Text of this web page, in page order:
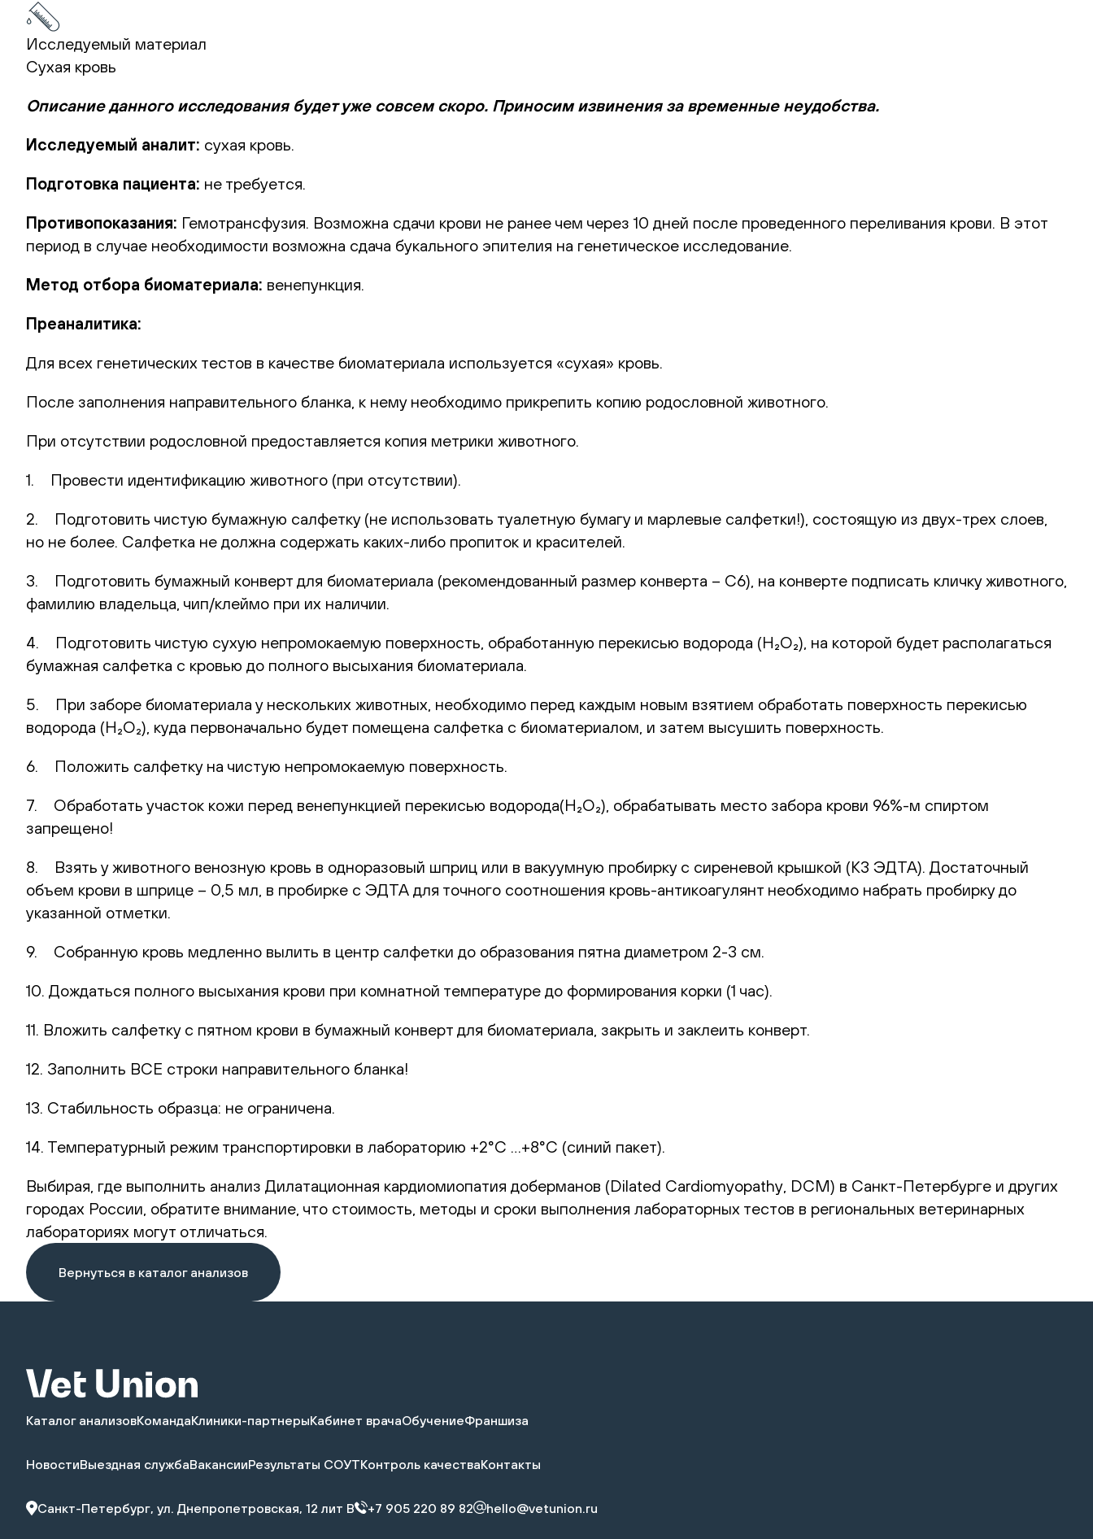
Исследуемый материал
Сухая кровь
Описание данного исследования будет уже совсем скоро. Приносим извинения за временные неудобства.
Исследуемый аналит: сухая кровь.
Подготовка пациента: не требуется.
Противопоказания: Гемотрансфузия. Возможна сдачи крови не ранее чем через 10 дней после проведенного переливания крови. В этот
период в случае необходимости возможна сдача букального эпителия на генетическое исследование.
Метод отбора биоматериала: венепункция.
Преаналитика:
Для всех генетических тестов в качестве биоматериала используется «сухая» кровь.
После заполнения направительного бланка, к нему необходимо прикрепить копию родословной животного.
При отсутствии родословной предоставляется копия метрики животного.
1. Провести идентификацию животного (при отсутствии).
2. Подготовить чистую бумажную салфетку (не использовать туалетную бумагу и марлевые салфетки!), состоящую из двух-трех слоев,
но не более. Салфетка не должна содержать каких-либо пропиток и красителей.
3. Подготовить бумажный конверт для биоматериала (рекомендованный размер конверта – С6), на конверте подписать кличку животного,
фамилию владельца, чип/клеймо при их наличии.
4. Подготовить чистую сухую непромокаемую поверхность, обработанную перекисью водорода (H₂O₂), на которой будет располагаться
бумажная салфетка с кровью до полного высыхания биоматериала.
5. При заборе биоматериала у нескольких животных, необходимо перед каждым новым взятием обработать поверхность перекисью
водорода (H₂O₂), куда первоначально будет помещена салфетка с биоматериалом, и затем высушить поверхность.
6. Положить салфетку на чистую непромокаемую поверхность.
7. Обработать участок кожи перед венепункцией перекисью водорода(H₂O₂), обрабатывать место забора крови 96%-м спиртом
запрещено!
8. Взять у животного венозную кровь в одноразовый шприц или в вакуумную пробирку с сиреневой крышкой (К3 ЭДТА). Достаточный
объем крови в шприце – 0,5 мл, в пробирке с ЭДТА для точного соотношения кровь-антикоагулянт необходимо набрать пробирку до
указанной отметки.
9. Собранную кровь медленно вылить в центр салфетки до образования пятна диаметром 2-3 см.
10. Дождаться полного высыхания крови при комнатной температуре до формирования корки (1 час).
11. Вложить салфетку с пятном крови в бумажный конверт для биоматериала, закрыть и заклеить конверт.
12. Заполнить ВСЕ строки направительного бланка!
13. Стабильность образца: не ограничена.
14. Температурный режим транспортировки в лабораторию +2°С …+8°С (синий пакет).
Выбирая, где выполнить анализ Дилатационная кардиомиопатия доберманов (Dilated Cardiomyopathy, DCM) в Санкт-Петербурге и других
городах России, обратите внимание, что стоимость, методы и сроки выполнения лабораторных тестов в региональных ветеринарных
лабораториях могут отличаться.
Вернуться в каталог анализов
Каталог анализовКомандаКлиники-партнерыКабинет врачаОбучениеФраншиза
НовостиВыездная службаВакансииРезультаты СОУТКонтроль качестваКонтакты
Санкт-Петербург, ул. Днепропетровская, 12 лит В +7 905 220 89 82 hello@vetunion.ru